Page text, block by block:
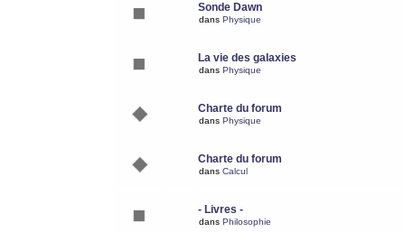
Sonde Dawn
dans Physique
La vie des galaxies
dans Physique
Charte du forum
dans Physique
Charte du forum
dans Calcul
- Livres -
dans Philosophie